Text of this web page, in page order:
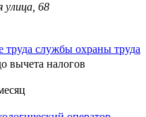
улица, 68
труда службы охраны труда
вычета налогов